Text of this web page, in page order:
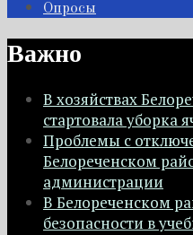
Опросы
Важно
В хозяйствах
стартовала уборка
Проблемы с
Белореченском
администрации
В Белореченском
безопасности в